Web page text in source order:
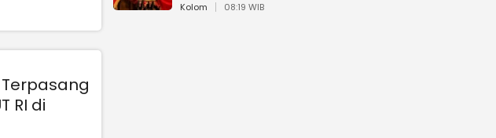
RI di
Kolom 08:19 WIB